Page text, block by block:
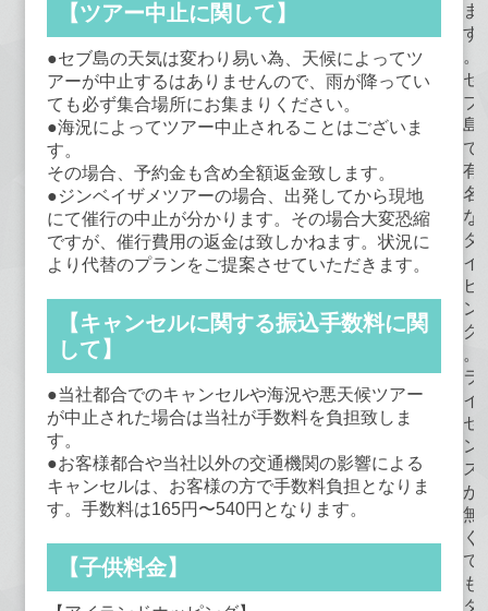
【ツアー中止に関して】
●セブ島の天気は変わり易い為、天候によってツ
アーが中止するはありませんので、雨が降ってい
ても必ず集合場所にお集まりください。
●海況によってツアー中止されることはございま
す。
その場合、予約金も含め全額返金致します。
●ジンベイザメツアーの場合、出発してから現地
にて催行の中止が分かります。その場合大変恐縮
ですが、催行費用の返金は致しかねます。状況に
より代替のプランをご提案させていただきます。
【キャンセルに関する振込手数料に関
して】
●当社都合でのキャンセルや海況や悪天候ツアー
が中止された場合は当社が手数料を負担致しま
す。
●お客様都合や当社以外の交通機関の影響による
キャンセルは、お客様の方で手数料負担となりま
す。手数料は165円〜540円となります。
【子供料金】
ま
す
。
セ
ブ
島
で
有
名
な
ダ
イ
ビ
ン
グ
。
ラ
イ
セ
ン
ス
が
無
く
て
も
ダ